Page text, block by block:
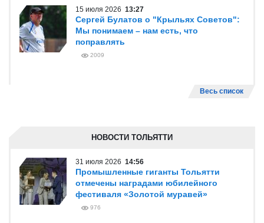
15 июля 2026 13:27
Сергей Булатов о "Крыльях Советов":
Мы понимаем – нам есть, что
поправлять
2009
Весь список
НОВОСТИ ТОЛЬЯТТИ
31 июля 2026 14:56
Промышленные гиганты Тольятти
отмечены наградами юбилейного
фестиваля «Золотой муравей»
976